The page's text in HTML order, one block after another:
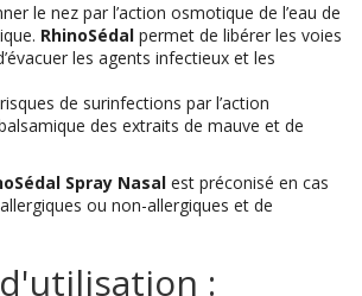
le nez par l’action osmotique de l’eau de
RhinoSédal permet de libérer les voies
les agents infectieux et les
de surinfections par l’action
des extraits de mauve et de
Spray Nasal est préconisé en cas
ou non-allergiques et de
: